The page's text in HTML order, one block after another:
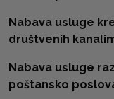
Nabava usluge
društvenih
Nabava usluge
poštansko